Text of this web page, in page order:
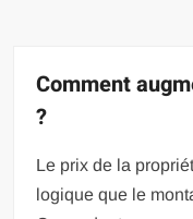
Comment
?
Le prix de la
logique que le